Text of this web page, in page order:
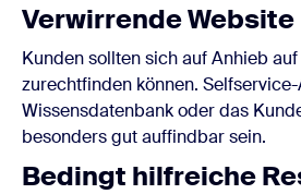
Verwirrende Website
Kunden sollten sich auf Anhieb
zurechtfinden können.
Wissensdatenbank oder das
besonders gut auffindbar sein.
Bedingt hilfreiche